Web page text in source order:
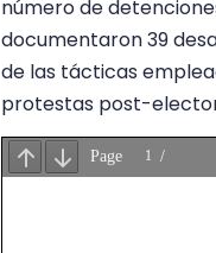
número de
documentaron 39
de las tácticas
protestas post-